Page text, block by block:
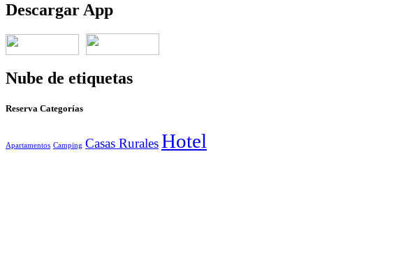
Descargar App
Nube de etiquetas
Reserva Categorías
Apartamentos Camping Casas RuralesHotel